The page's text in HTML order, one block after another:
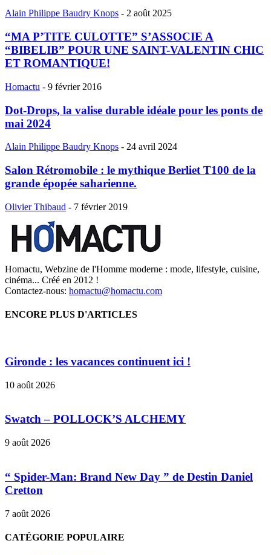
Alain Philippe Baudry Knops - 2 août 2025
“MA P’TITE CULOTTE” S’ASSOCIE A
“BIBELIB” POUR UNE SAINT-VALENTIN CHIC
ET ROMANTIQUE!
Homactu - 9 février 2016
Dot-Drops, la valise durable idéale pour les ponts de
mai 2024
Alain Philippe Baudry Knops - 24 avril 2024
Salon Rétromobile : le mythique Berliet T100 de la
grande épopée saharienne.
Olivier Thibaud - 7 février 2019
Homactu, Webzine de l'Homme moderne : mode, lifestyle, cuisine,
cinéma... Créé en 2012 !
Contactez-nous: homactu@homactu.com
ENCORE PLUS D'ARTICLES
Gironde : les vacances continuent ici !
10 août 2026
Swatch – POLLOCK’S ALCHEMY
9 août 2026
“ Spider-Man: Brand New Day ” de Destin Daniel
Cretton
7 août 2026
CATÉGORIE POPULAIRE